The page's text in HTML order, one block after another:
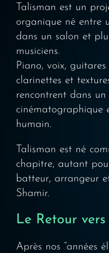
Talisman est un
organique né entre
dans un salon et
musiciens.
Piano, voix, guitares
clarinettes et
rencontrent dans un
cinématographique
humain.
Talisman est né
chapitre, autant
batteur, arrangeur
Shamir.
Le Retour vers
Après nos “années